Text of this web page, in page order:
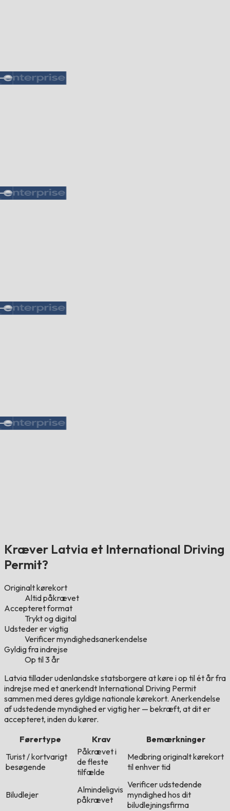
Kræver Latvia et International Driving
Permit?
Originalt kørekort
Altid påkrævet
Accepteret format
Trykt og digital
Udsteder er vigtig
Verificer myndighedsanerkendelse
Gyldig fra indrejse
Op til 3 år
Latvia tillader udenlandske statsborgere at køre i op til ét år fra
indrejse med et anerkendt International Driving Permit
sammen med deres gyldige nationale kørekort. Anerkendelse
af udstedende myndighed er vigtig her — bekræft, at dit er
accepteret, inden du kører.
Førertype
Krav
Bemærkninger
Turist / kortvarigt
besøgende
Påkrævet i
de fleste
tilfælde
Medbring originalt kørekort
til enhver tid
Biludlejer
Almindeligvis
påkrævet
Verificer udstedende
myndighed hos dit
biludlejningsfirma